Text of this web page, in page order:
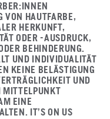
VON HAUTFARBE,
HERKUNFT,
ODER -AUSDRUCK,
BEHINDERUNG.
UND INDIVIDUALITÄT
KEINE BELÄSTIGUNG
UND
MITTELPUNKT
EINE
IT’S ON US